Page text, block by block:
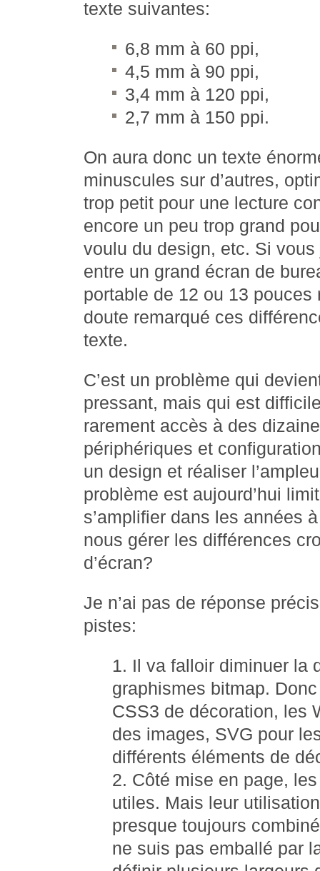
texte suivantes:
6,8 mm à 60 ppi,
4,5 mm à 90 ppi,
3,4 mm à 120 ppi,
2,7 mm à 150 ppi.
On aura donc un texte
minuscules sur d’autres,
trop petit pour une lecture
encore un peu trop grand
voulu du design, etc. Si
entre un grand écran de
portable de 12 ou 13
doute remarqué ces
texte.
C’est un problème qui
pressant, mais qui est
rarement accès à des
périphériques et
un design et réaliser
problème est aujourd’hui
s’amplifier dans les années
nous gérer les différences
d’écran?
Je n’ai pas de réponse
pistes:
Il va falloir diminuer la
graphismes bitmap.
CSS3 de décoration, les
des images, SVG pour
différents éléments de
Côté mise en page,
utiles. Mais leur
presque toujours
ne suis pas emballé par